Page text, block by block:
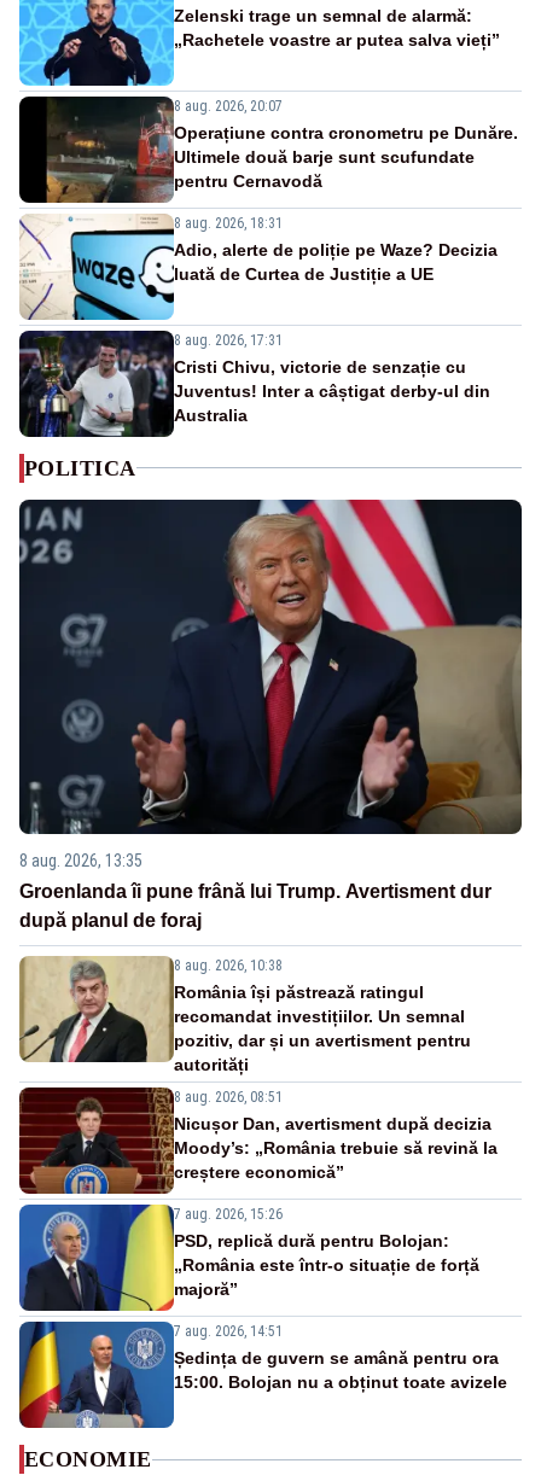
Zelenski trage un semnal de alarmă:
„Rachetele voastre ar putea salva vieți”
8 aug. 2026, 20:07
Operațiune contra cronometru pe Dunăre.
Ultimele două barje sunt scufundate
pentru Cernavodă
8 aug. 2026, 18:31
Adio, alerte de poliție pe Waze? Decizia
luată de Curtea de Justiție a UE
8 aug. 2026, 17:31
Cristi Chivu, victorie de senzație cu
Juventus! Inter a câștigat derby-ul din
Australia
POLITICA
8 aug. 2026, 13:35
Groenlanda îi pune frână lui Trump. Avertisment dur
după planul de foraj
8 aug. 2026, 10:38
România își păstrează ratingul
recomandat investițiilor. Un semnal
pozitiv, dar și un avertisment pentru
autorități
8 aug. 2026, 08:51
Nicușor Dan, avertisment după decizia
Moody’s: „România trebuie să revină la
creștere economică”
7 aug. 2026, 15:26
PSD, replică dură pentru Bolojan:
„România este într-o situație de forță
majoră”
7 aug. 2026, 14:51
Ședința de guvern se amână pentru ora
15:00. Bolojan nu a obținut toate avizele
ECONOMIE